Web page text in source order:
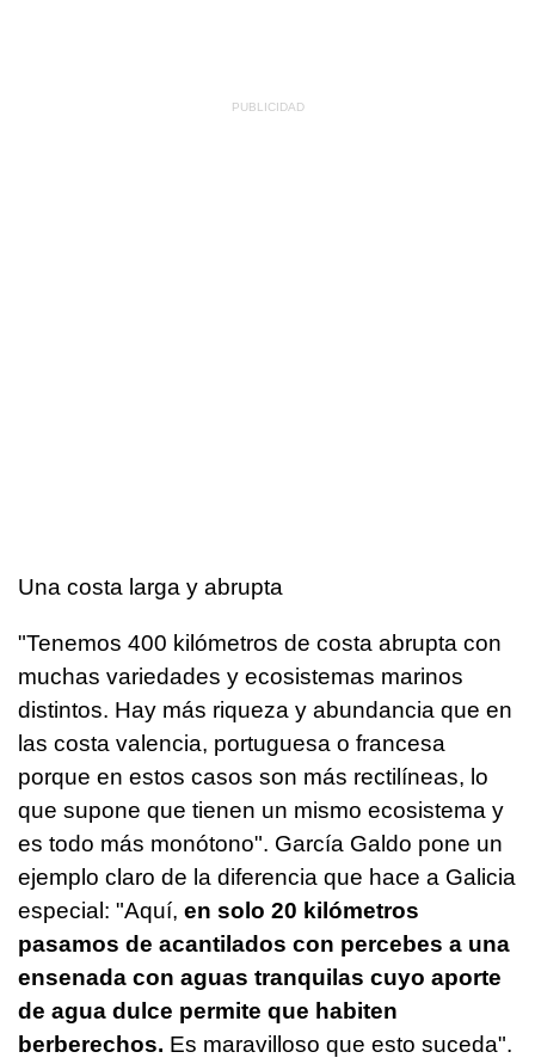
Una costa larga y abrupta
"Tenemos 400 kilómetros de costa abrupta con
muchas variedades y ecosistemas marinos
distintos. Hay más riqueza y abundancia que en
las costa valencia, portuguesa o francesa
porque en estos casos son más rectilíneas, lo
que supone que tienen un mismo ecosistema y
es todo más monótono". García Galdo pone un
ejemplo claro de la diferencia que hace a Galicia
especial: "Aquí, en solo 20 kilómetros
pasamos de acantilados con percebes a una
ensenada con aguas tranquilas cuyo aporte
de agua dulce permite que habiten
berberechos. Es maravilloso que esto suceda".